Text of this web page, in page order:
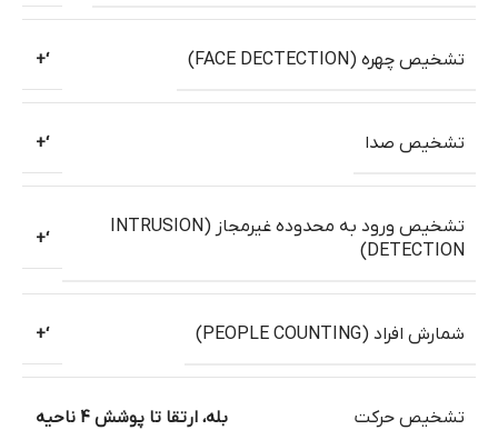
تشخیص چهره (FACE DECTECTION) ‘+
تشخیص صدا ‘+
تشخیص ورود به محدوده غیرمجاز (INTRUSION
DETECTION)
‘+
شمارش افراد (PEOPLE COUNTING) ‘+
تشخیص حرکت بله، ارتقا تا پوشش 4 ناحیه